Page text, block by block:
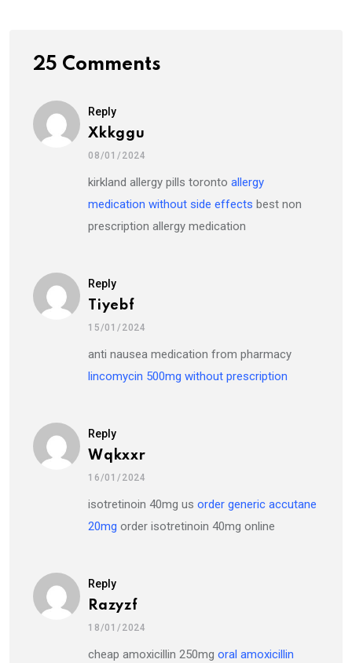
25 Comments
Reply
Xkkggu
08/01/2024
kirkland allergy pills toronto allergy
medication without side effects best non
prescription allergy medication
Reply
Tiyebf
15/01/2024
anti nausea medication from pharmacy
lincomycin 500mg without prescription
Reply
Wqkxxr
16/01/2024
isotretinoin 40mg us order generic accutane
20mg order isotretinoin 40mg online
Reply
Razyzf
18/01/2024
cheap amoxicillin 250mg oral amoxicillin